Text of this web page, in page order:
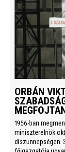
ORBÁN
1956-ban
miniszterelnök
díszünnepségen.